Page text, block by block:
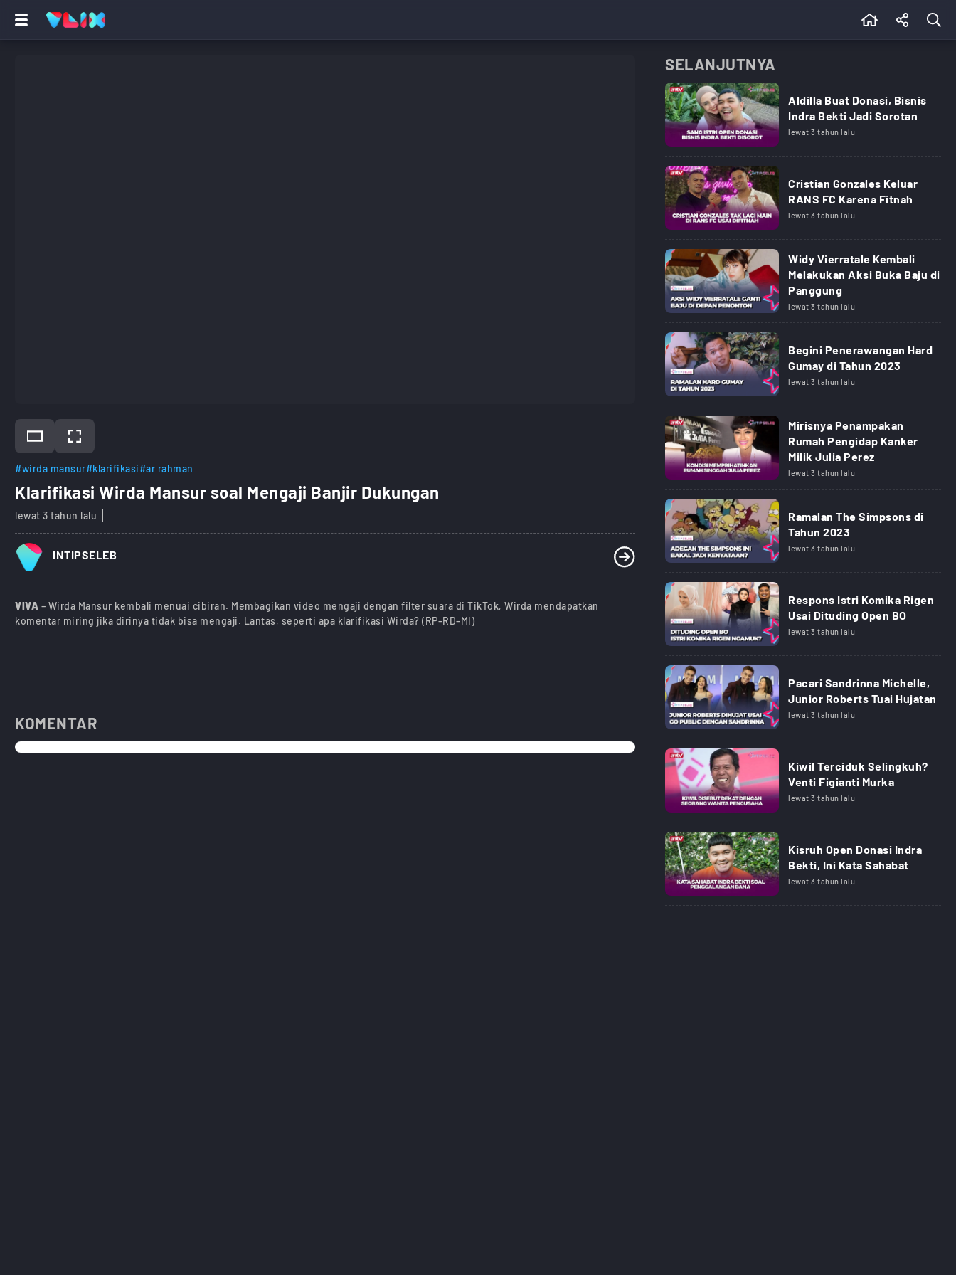
#wirda mansur#klarifikasi#ar rahman
Klarifikasi Wirda Mansur soal Mengaji Banjir Dukungan
lewat 3 tahun lalu
INTIPSELEB
VIVA – Wirda Mansur kembali menuai cibiran. Membagikan video mengaji dengan filter suara di TikTok, Wirda mendapatkan
komentar miring jika dirinya tidak bisa mengaji. Lantas, seperti apa klarifikasi Wirda? (RP-RD-MI)
KOMENTAR
SELANJUTNYA
Aldilla Buat Donasi, Bisnis
Indra Bekti Jadi Sorotan
lewat 3 tahun lalu
Cristian Gonzales Keluar
RANS FC Karena Fitnah
lewat 3 tahun lalu
Widy Vierratale Kembali
Melakukan Aksi Buka Baju di
Panggung
lewat 3 tahun lalu
Begini Penerawangan Hard
Gumay di Tahun 2023
lewat 3 tahun lalu
Mirisnya Penampakan
Rumah Pengidap Kanker
Milik Julia Perez
lewat 3 tahun lalu
Ramalan The Simpsons di
Tahun 2023
lewat 3 tahun lalu
Respons Istri Komika Rigen
Usai Dituding Open BO
lewat 3 tahun lalu
Pacari Sandrinna Michelle,
Junior Roberts Tuai Hujatan
lewat 3 tahun lalu
Kiwil Terciduk Selingkuh?
Venti Figianti Murka
lewat 3 tahun lalu
Kisruh Open Donasi Indra
Bekti, Ini Kata Sahabat
lewat 3 tahun lalu